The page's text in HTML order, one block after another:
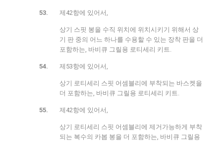
제42항에 있어서,
상기 스핏 봉을 수직 위치에 위치시키기 위해서 상
기 판 중의 어느 하나를 수용할 수 있는 장착 판을 더
포함하는, 바비큐 그릴용 로티세리 키트.
제53항에 있어서,
상기 로티세리 스핏 어셈블리에 부착되는 바스켓을
더 포함하는, 바비큐 그릴용 로티세리 키트.
제42항에 있어서,
상기 로티세리 스핏 어셈블리에 제거가능하게 부착
되는 복수의 카봅 봉을 더 포함하는, 바비큐 그릴용